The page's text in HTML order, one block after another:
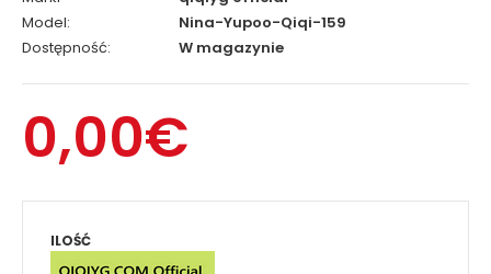
Model:
Nina-Yupoo-Qiqi-159
Dostępność:
W magazynie
0,00€
ILOŚĆ